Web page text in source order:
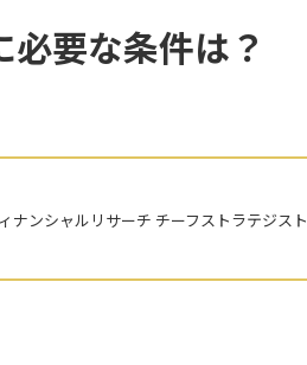
要な条件は？
ナンシャルリサーチ チーフストラテジスト